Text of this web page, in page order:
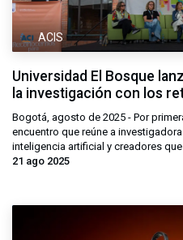
ACIS
Universidad El Bosque
la investigación con los
Bogotá, agosto de 2025 - Por
encuentro que reúne a
inteligencia artificial y creadores
21 ago 2025